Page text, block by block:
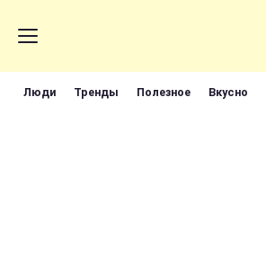
Люди Тренды Полезное Вкусно